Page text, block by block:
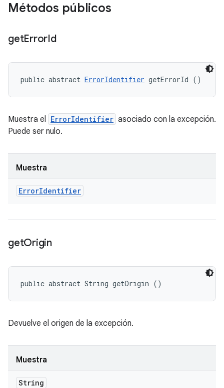
Métodos públicos
getErrorId
public abstract ErrorIdentifier getErrorId ()
Muestra el ErrorIdentifier asociado con la excepción.
Puede ser nulo.
Muestra
ErrorIdentifier
getOrigin
public abstract String getOrigin ()
Devuelve el origen de la excepción.
Muestra
String